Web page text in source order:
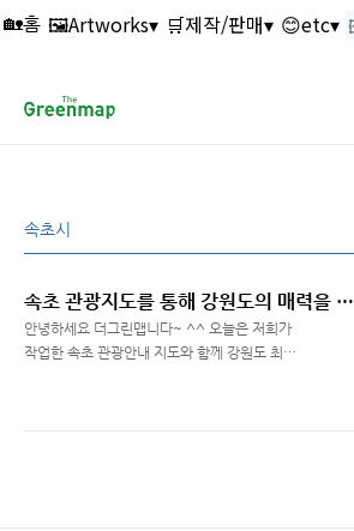
🏡홈 🖼️Artworks▾ 🛒제작/판매▾ 😊etc▾
속초시
속초 관광지도를 통해 강원도의 매력을 안내해드립니다 - 더그린맵
안녕하세요 더그린맵니다~ ^^ 오늘은 저희가
작업한 속초 관광안내 지도와 함께 강원도 최고